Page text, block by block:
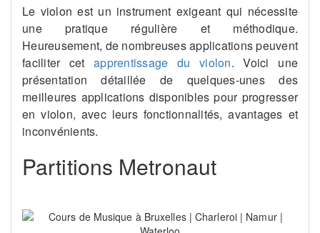
Le violon est un instrument exigeant qui nécessite
une pratique régulière et méthodique.
Heureusement, de nombreuses applications peuvent
faciliter cetapprentissage du violon. Voici une
présentation détaillée de quelques-unes des
meilleures applications disponibles pour progresser
en violon, avec leurs fonctionnalités, avantages et
inconvénients.
Partitions Metronaut